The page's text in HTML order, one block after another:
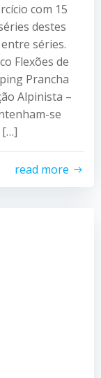
com 15
destes
séries.
Flexões de
Prancha
Alpinista –
se
[…]
read more